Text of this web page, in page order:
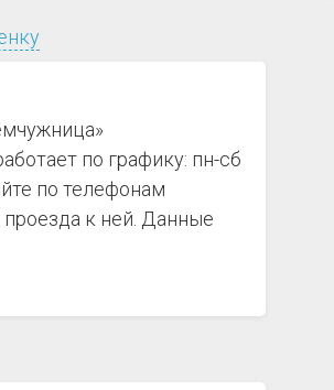
по графику: пн-сб
по телефонам
к ней. Данные